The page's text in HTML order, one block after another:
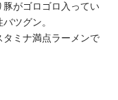
がゴロゴロ入ってい
ツグン。
ミナ満点ラーメンで